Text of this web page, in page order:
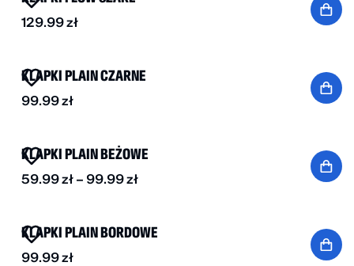
129.99zł
KLAPKI PLAIN CZARNE
99.99zł
KLAPKI PLAIN BEŻOWE
59.99zł – 99.99zł
KLAPKI PLAIN BORDOWE
99.99zł